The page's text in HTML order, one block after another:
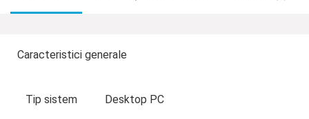
Caracteristici generale
Tip sistem Desktop PC